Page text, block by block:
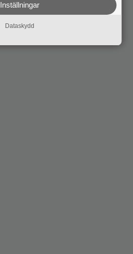
Inställningar
Dataskydd